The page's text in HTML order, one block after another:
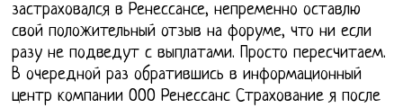
застраховался в Ренессансе, непременно оставлю
свой положительный отзыв на форуме, что ни если
разу не подведут с выплатами. Просто пересчитаем.
В очередной раз обратившись в информационный
центр компании ООО Ренессанс Страхование я после